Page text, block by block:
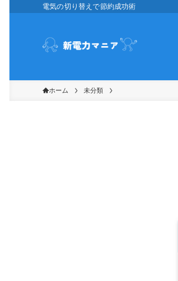
電気の切り替えで節約成功術
ホーム 未分類